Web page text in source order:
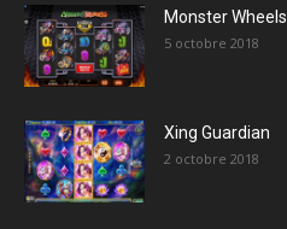
Monster Wheels
5 octobre 2018
Xing Guardian
2 octobre 2018